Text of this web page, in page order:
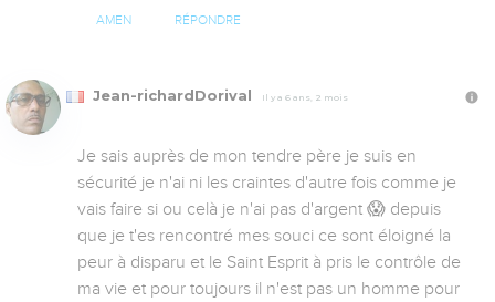
AMEN RÉPONDRE
Jean-richardDorival Il y a 6 ans, 2 mois
Je sais auprès de mon tendre père je suis en
sécurité je n'ai ni les craintes d'autre fois comme je
vais faire si ou celà je n'ai pas d'argent 😱 depuis
que je t'es rencontré mes souci ce sont éloigné la
peur à disparu et le Saint Esprit à pris le contrôle de
ma vie et pour toujours il n'est pas un homme pour